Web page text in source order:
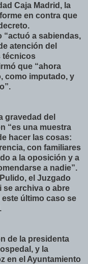
Caja Madrid, la
en contra que
“actuó a sabiendas,
atención del
técnicos
que “ahora
como imputado, y
gravedad del
“es una muestra
hacer las cosas:
con familiares
a la oposición y a
a nadie”.
el Juzgado
se archiva o abre
último caso se
de la presidenta
y la
en el Ayuntamiento